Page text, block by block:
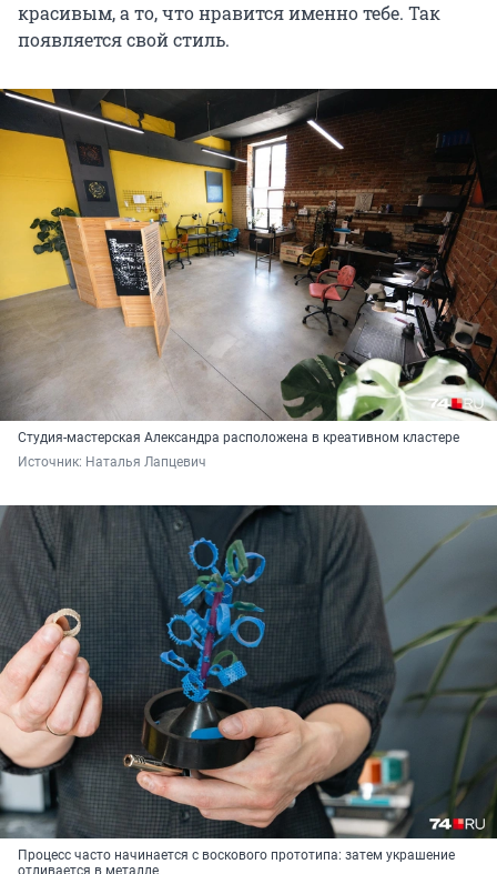
красивым, а то, что нравится именно тебе. Так
появляется свой стиль.
Студия-мастерская Александра расположена в креативном кластере
Источник: Наталья Лапцевич
Процесс часто начинается с воскового прототипа: затем украшение
отливается в металле